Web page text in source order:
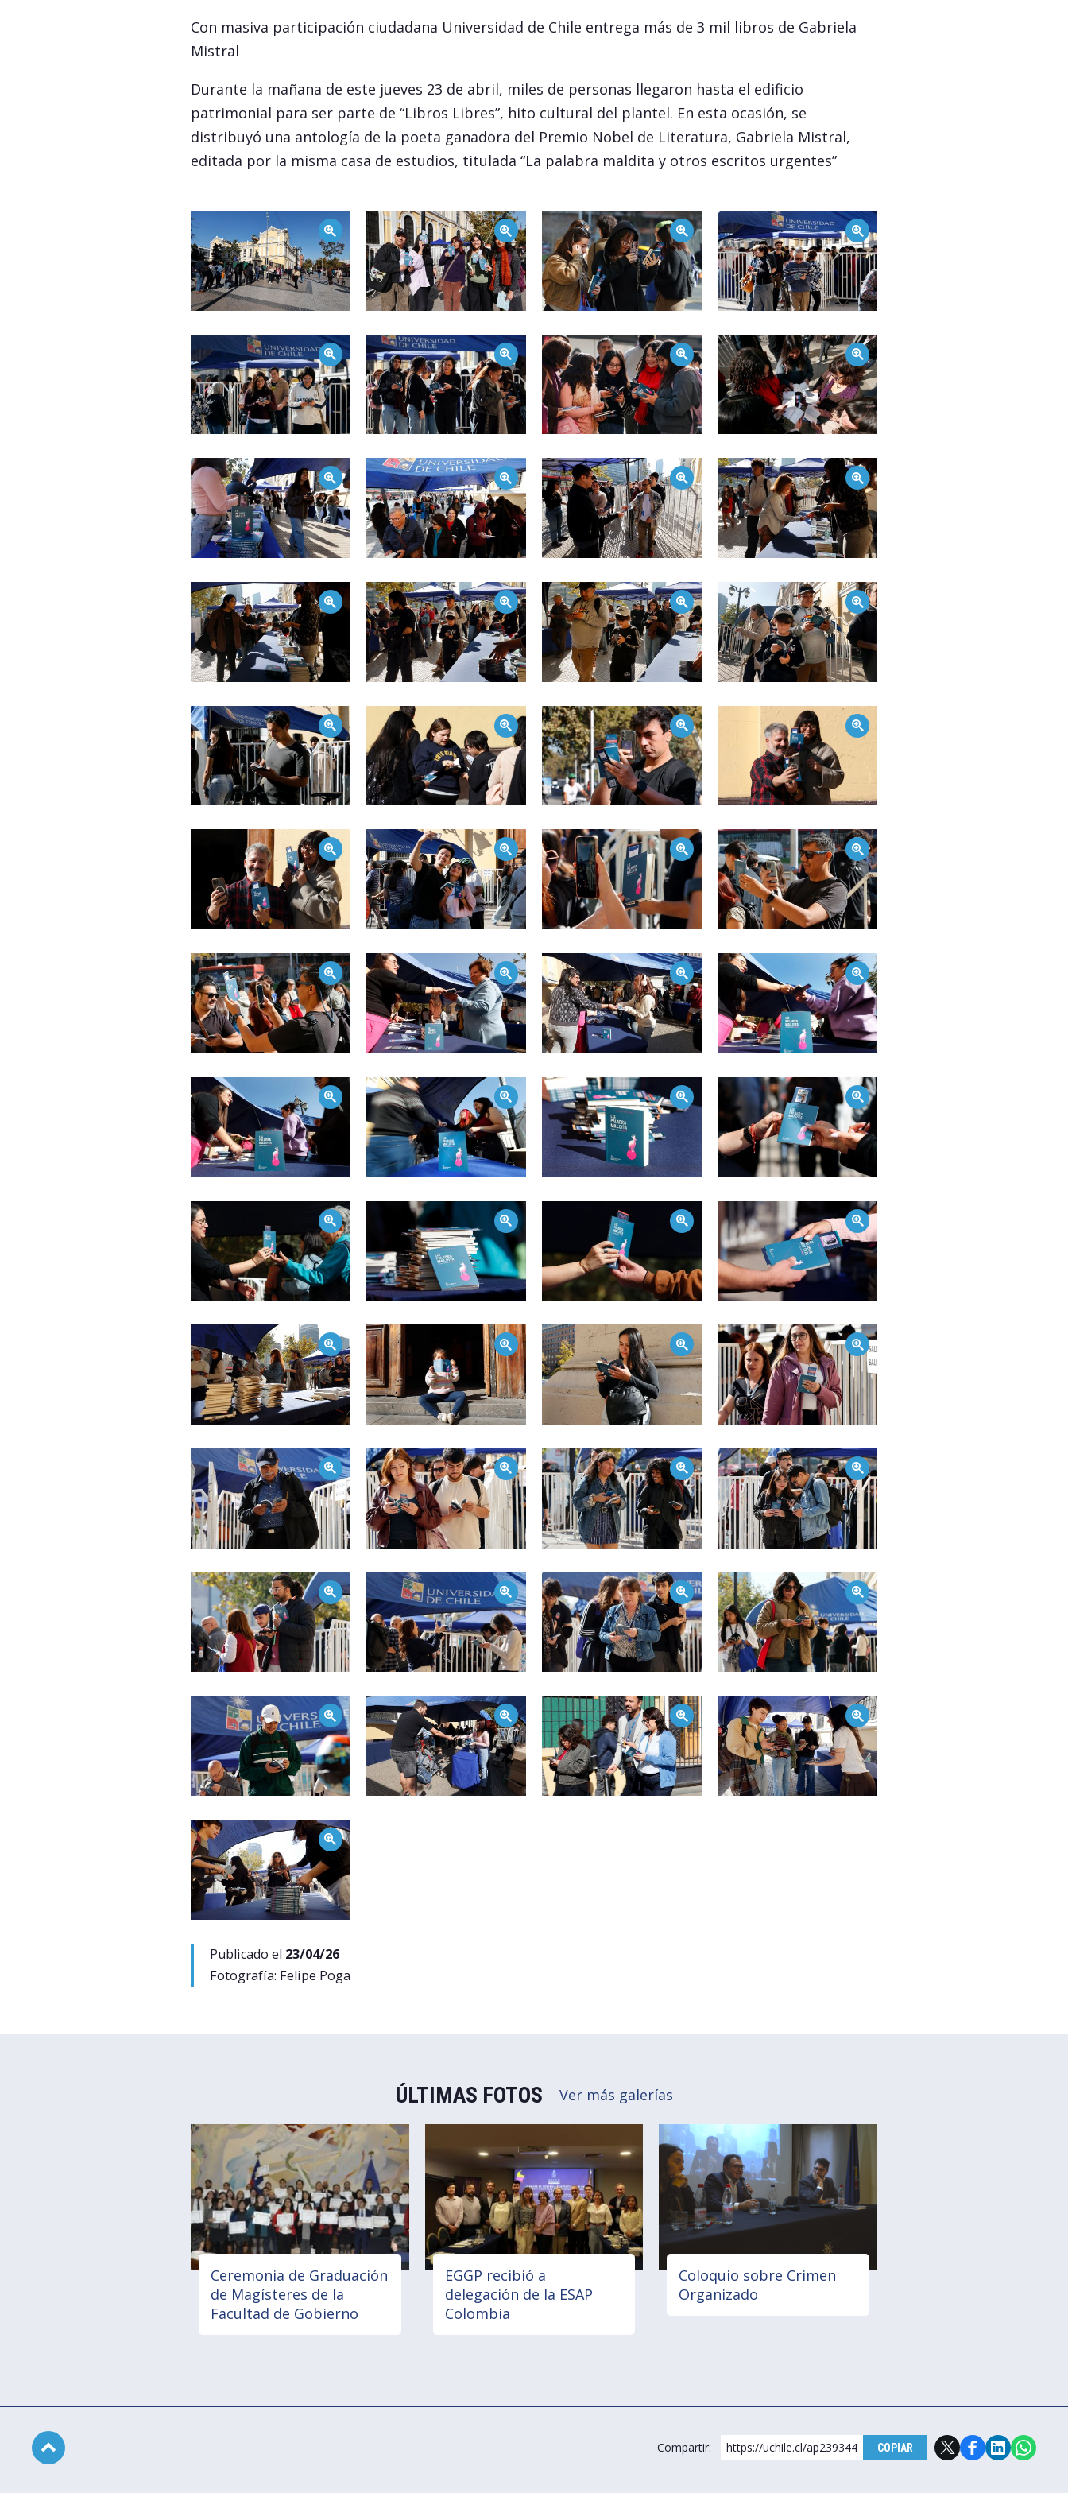
Con masiva participación ciudadana Universidad de Chile entrega más de 3 mil libros de Gabriela
Mistral
Durante la mañana de este jueves 23 de abril, miles de personas llegaron hasta el edificio
patrimonial para ser parte de “Libros Libres”, hito cultural del plantel. En esta ocasión, se
distribuyó una antología de la poeta ganadora del Premio Nobel de Literatura, Gabriela Mistral,
editada por la misma casa de estudios, titulada “La palabra maldita y otros escritos urgentes”
Zoom Zoom Zoom Zoom
Zoom Zoom Zoom
Zoom Zoom Zoom Zoom
Zoom Zoom Zoom Zoom
Zoom Zoom Zoom
Zoom Zoom Zoom
Zoom Zoom Zoom Zoom
Zoom Zoom Zoom Zoom
Zoom Zoom
Zoom Zoom Zoom Zoom
Zoom Zoom Zoom Zoom
Zoom Zoom Zoom Zoom
Zoom Zoom Zoom Zoom
Zoom
Publicado el 23/04/26
Fotografía: Felipe Poga
ÚLTIMAS FOTOS Ver más galerías
Ceremonia de Graduación
de Magísteres de la
Facultad de Gobierno
EGGP recibió a
delegación de la ESAP
Colombia
Coloquio sobre Crimen
Organizado
Compartir: https://uchile.cl/ap239344 COPIAR